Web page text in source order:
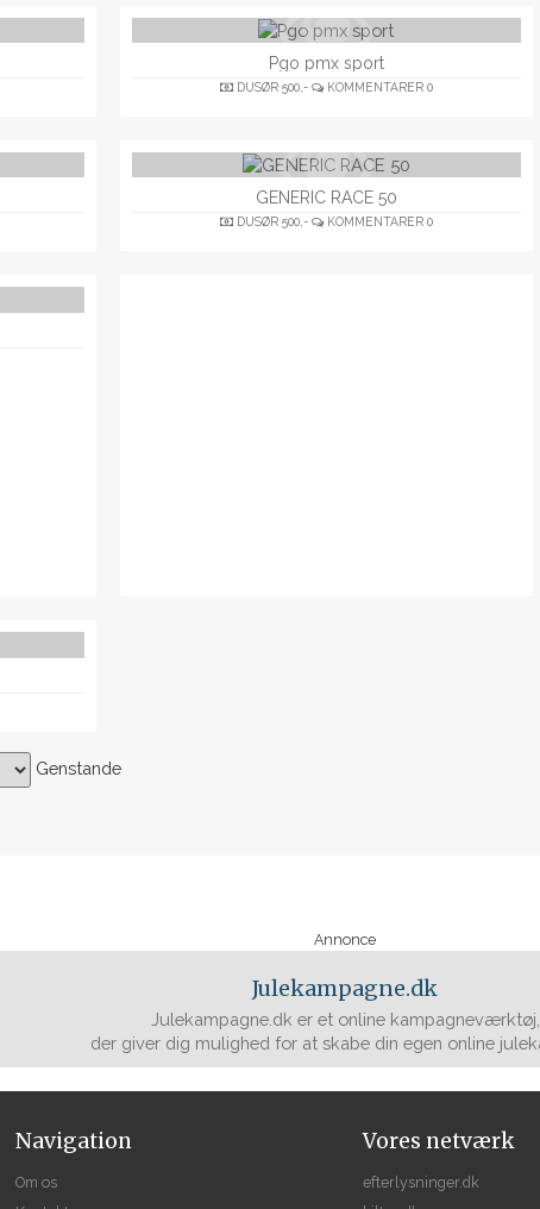
Pgo pmx sport
DUSØR 500,- KOMMENTARER 0
GENERIC RACE 50
DUSØR 500,- KOMMENTARER 0
Genstande
Annonce
Julekampagne.dk
Julekampagne.dk er et online kampagneværktøj,
der giver dig mulighed for at skabe din egen online
Navigation
Om os
Vores netværk
efterlysninger.dk